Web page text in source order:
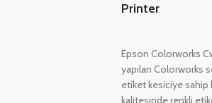
Printer
Epson Colorworks
yapılan Colorworks
etiket kesiciye sahip
kalitesinde renkli